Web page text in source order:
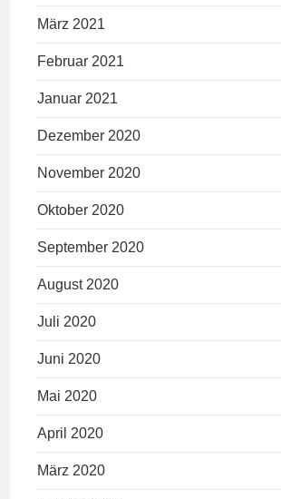
März 2021
Februar 2021
Januar 2021
Dezember 2020
November 2020
Oktober 2020
September 2020
August 2020
Juli 2020
Juni 2020
Mai 2020
April 2020
März 2020